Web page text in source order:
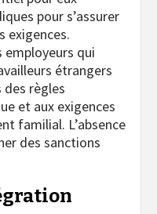
pour s’assurer
exigences.
employeurs qui
étrangers
règles
et aux exigences
familial. L’absence
des sanctions